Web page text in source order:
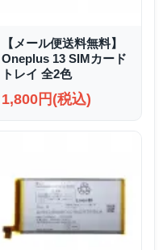
【メール便送料無料】
Oneplus 13 SIMカード
トレイ 全2色
1,800円(税込)